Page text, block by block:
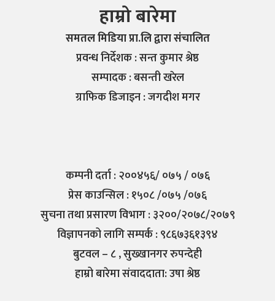
हाम्रो बारेमा
समतल मिडिया प्रा.लि द्वारा संचालित
प्रवन्ध निर्देशक : सन्त कुमार श्रेष्ठ
सम्पादक : बसन्ती खरेल
ग्राफिक डिजाइन : जगदीश मगर
कम्पनी दर्ता : २००४५६/ ०७५ / ०७६
प्रेस काउन्सिल : १५०८ /०७५ /०७६
सुचना तथा प्रसारण विभाग : ३२००/२०७८/२०७९
विज्ञापनको लागि सम्पर्क : ९८६७३६१३९४
बुटवल – ८ , सुख्खानगर रुपन्देही
हाम्रो बारेमा संवाददाता: उषा श्रेष्ठ